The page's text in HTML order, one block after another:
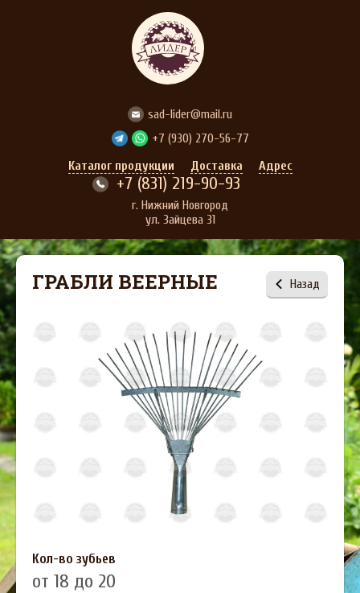
sad-lider@mail.ru
+7 (930) 270-56-77
Каталог продукции
Доставка Адрес
+7 (831) 219-90-93
г. Нижний Новгород
ул. Зайцева 31
ГРАБЛИ ВЕЕРНЫЕ Назад
Кол-во зубьев
от 18 до 20